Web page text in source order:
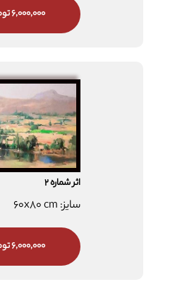
6,000,000 تومان
اثر شماره 2
سایز: 60x80 cm
6,000,000 تومان